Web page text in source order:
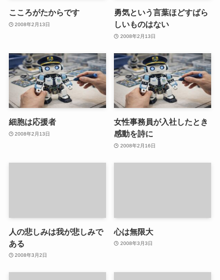
こころがたからです
2008年2月13日
勇気という言葉ほどすばら
しいものはない
2008年2月13日
細胞は応援者
2008年2月13日
女性事務員が入社したとき
感動を詩に
2008年2月16日
人の悲しみは我が悲しみで
ある
2008年3月2日
心は無限大
2008年3月3日